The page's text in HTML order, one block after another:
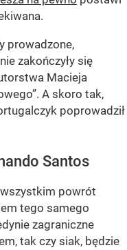
prowadzone,
zakończyły się
Macieja
A skoro tak,
poprowadził
Santos
powrót
tego samego
zagraniczne
tak czy siak, będzie